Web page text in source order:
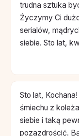
trudna sztuka
Życzymy Ci
serialów,
siebie. Sto lat,
Sto lat,
śmiechu z
siebie i taką
pozazdrościć.